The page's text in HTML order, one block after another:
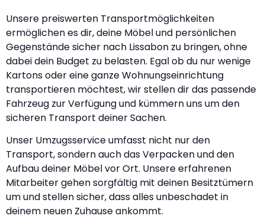
Unsere preiswerten Transportmöglichkeiten
ermöglichen es dir, deine Möbel und persönlichen
Gegenstände sicher nach Lissabon zu bringen, ohne
dabei dein Budget zu belasten. Egal ob du nur wenige
Kartons oder eine ganze Wohnungseinrichtung
transportieren möchtest, wir stellen dir das passende
Fahrzeug zur Verfügung und kümmern uns um den
sicheren Transport deiner Sachen.
Unser Umzugsservice umfasst nicht nur den
Transport, sondern auch das Verpacken und den
Aufbau deiner Möbel vor Ort. Unsere erfahrenen
Mitarbeiter gehen sorgfältig mit deinen Besitztümern
um und stellen sicher, dass alles unbeschadet in
deinem neuen Zuhause ankommt.